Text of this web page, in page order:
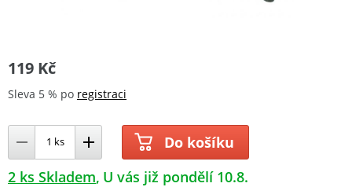
119 Kč
Sleva 5 % po registraci
Do košíku
2 ks Skladem U vás již pondělí 10.8.